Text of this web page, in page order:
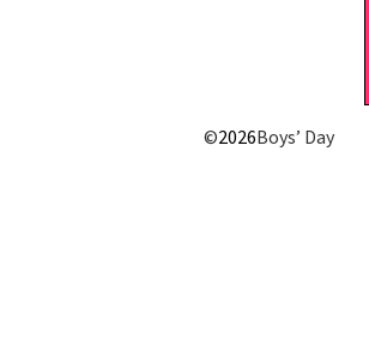
©2026Boys’ Day